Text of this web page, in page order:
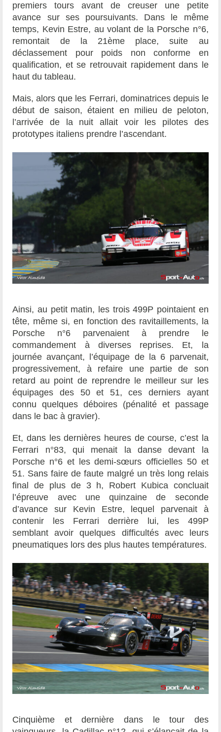
premiers tours avant de creuser une petite
avance sur ses poursuivants. Dans le même
temps, Kevin Estre, au volant de la Porsche n°6,
remontait de la 21ème place, suite au
déclassement pour poids non conforme en
qualification, et se retrouvait rapidement dans le
haut du tableau.
Mais, alors que les Ferrari, dominatrices depuis le
début de saison, étaient en milieu de peloton,
l’arrivée de la nuit allait voir les pilotes des
prototypes italiens prendre l’ascendant.
Ainsi, au petit matin, les trois 499P pointaient en
tête, même si, en fonction des ravitaillements, la
Porsche n°6 parvenaient à prendre le
commandement à diverses reprises. Et, la
journée avançant, l’équipage de la 6 parvenait,
progressivement, à refaire une partie de son
retard au point de reprendre le meilleur sur les
équipages des 50 et 51, ces derniers ayant
connu quelques déboires (pénalité et passage
dans le bac à gravier).
Et, dans les dernières heures de course, c’est la
Ferrari n°83, qui menait la danse devant la
Porsche n°6 et les demi-sœurs officielles 50 et
51. Sans faire de faute malgré un très long relais
final de plus de 3 h, Robert Kubica concluait
l’épreuve avec une quinzaine de seconde
d’avance sur Kevin Estre, lequel parvenait à
contenir les Ferrari derrière lui, les 499P
semblant avoir quelques difficultés avec leurs
pneumatiques lors des plus hautes températures.
Cinquième et dernière dans le tour des